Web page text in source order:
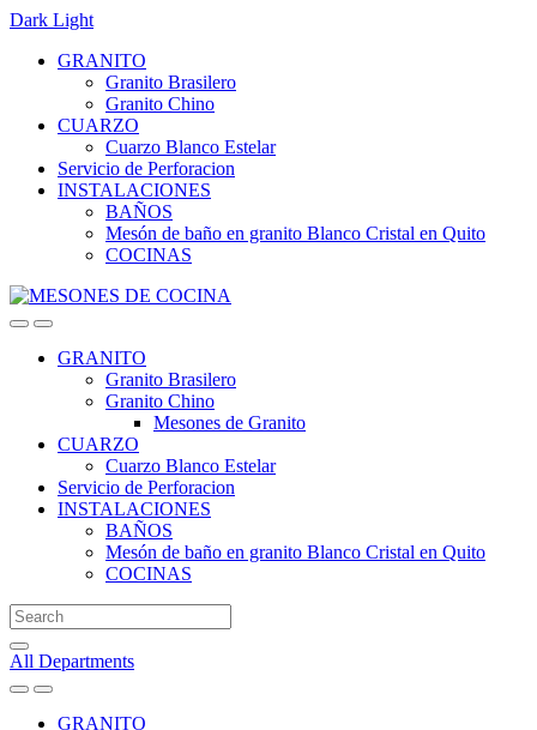
Dark Light
Skip
navigation
Skip
GRANITO
Granito Brasilero
Granito Chino
CUARZO
Cuarzo Blanco Estelar
Servicio de Perforacion
INSTALACIONES
BAÑOS
Mesón de baño en granito Blanco Cristal en Quito
COCINAS
GRANITO
Granito Brasilero
Granito Chino
Mesones de Granito
CUARZO
Cuarzo Blanco Estelar
Servicio de Perforacion
INSTALACIONES
BAÑOS
Mesón de baño en granito Blanco Cristal en Quito
COCINAS
Search
for:
All Departments
GRANITO